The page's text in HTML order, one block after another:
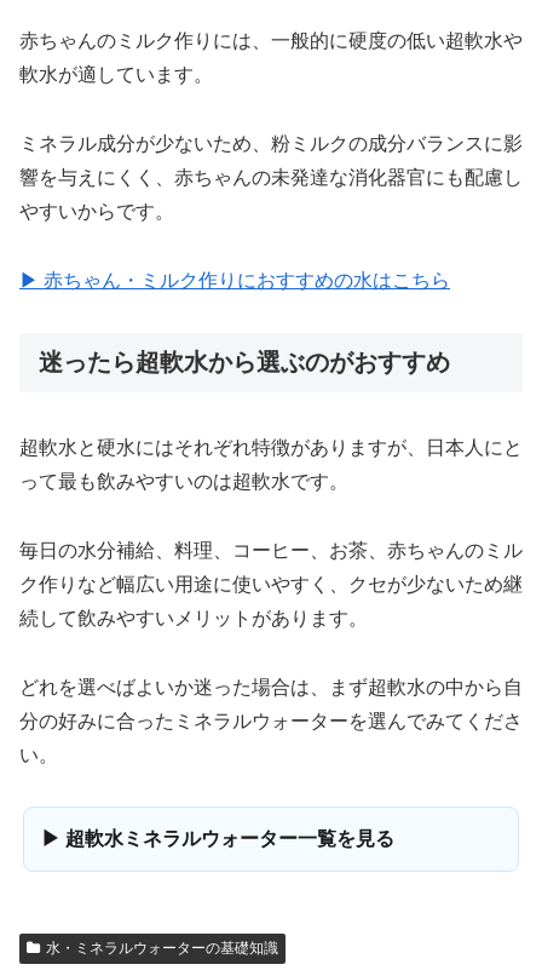
赤ちゃんのミルク作りには、一般的に硬度の低い超軟水や
軟水が適しています。
ミネラル成分が少ないため、粉ミルクの成分バランスに影
響を与えにくく、赤ちゃんの未発達な消化器官にも配慮し
やすいからです。
▶ 赤ちゃん・ミルク作りにおすすめの水はこちら
迷ったら超軟水から選ぶのがおすすめ
超軟水と硬水にはそれぞれ特徴がありますが、日本人にと
って最も飲みやすいのは超軟水です。
毎日の水分補給、料理、コーヒー、お茶、赤ちゃんのミル
ク作りなど幅広い用途に使いやすく、クセが少ないため継
続して飲みやすいメリットがあります。
どれを選べばよいか迷った場合は、まず超軟水の中から自
分の好みに合ったミネラルウォーターを選んでみてくださ
い。
▶ 超軟水ミネラルウォーター一覧を見る
水・ミネラルウォーターの基礎知識